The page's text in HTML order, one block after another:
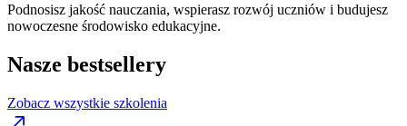
Podnosisz jakość nauczania, wspierasz rozwój uczniów i budujesz
nowoczesne środowisko edukacyjne.
Nasze bestsellery
Zobacz wszystkie szkolenia